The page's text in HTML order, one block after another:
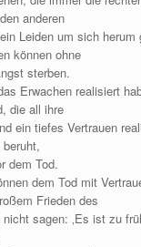
anderen
Leiden um sich herum
können ohne
sterben.
Erwachen realisiert
die all ihre
ein tiefes Vertrauen
dem Tod.
dem Tod mit
Frieden des
sagen: ‚Es ist zu